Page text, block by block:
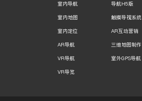
室内导航
室内地图
室内定位
AR导航
VR导航
VR导览
导航H5版
触摸导视系统
AR互动营销
三维地图制作
室外GPS导航